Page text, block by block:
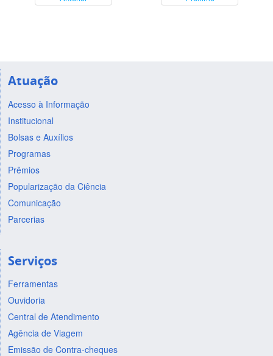
Atuação
Acesso à Informação
Institucional
Bolsas e Auxílios
Programas
Prêmios
Popularização da Ciência
Comunicação
Parcerias
Serviços
Ferramentas
Ouvidoria
Central de Atendimento
Agência de Viagem
Emissão de Contra-cheques